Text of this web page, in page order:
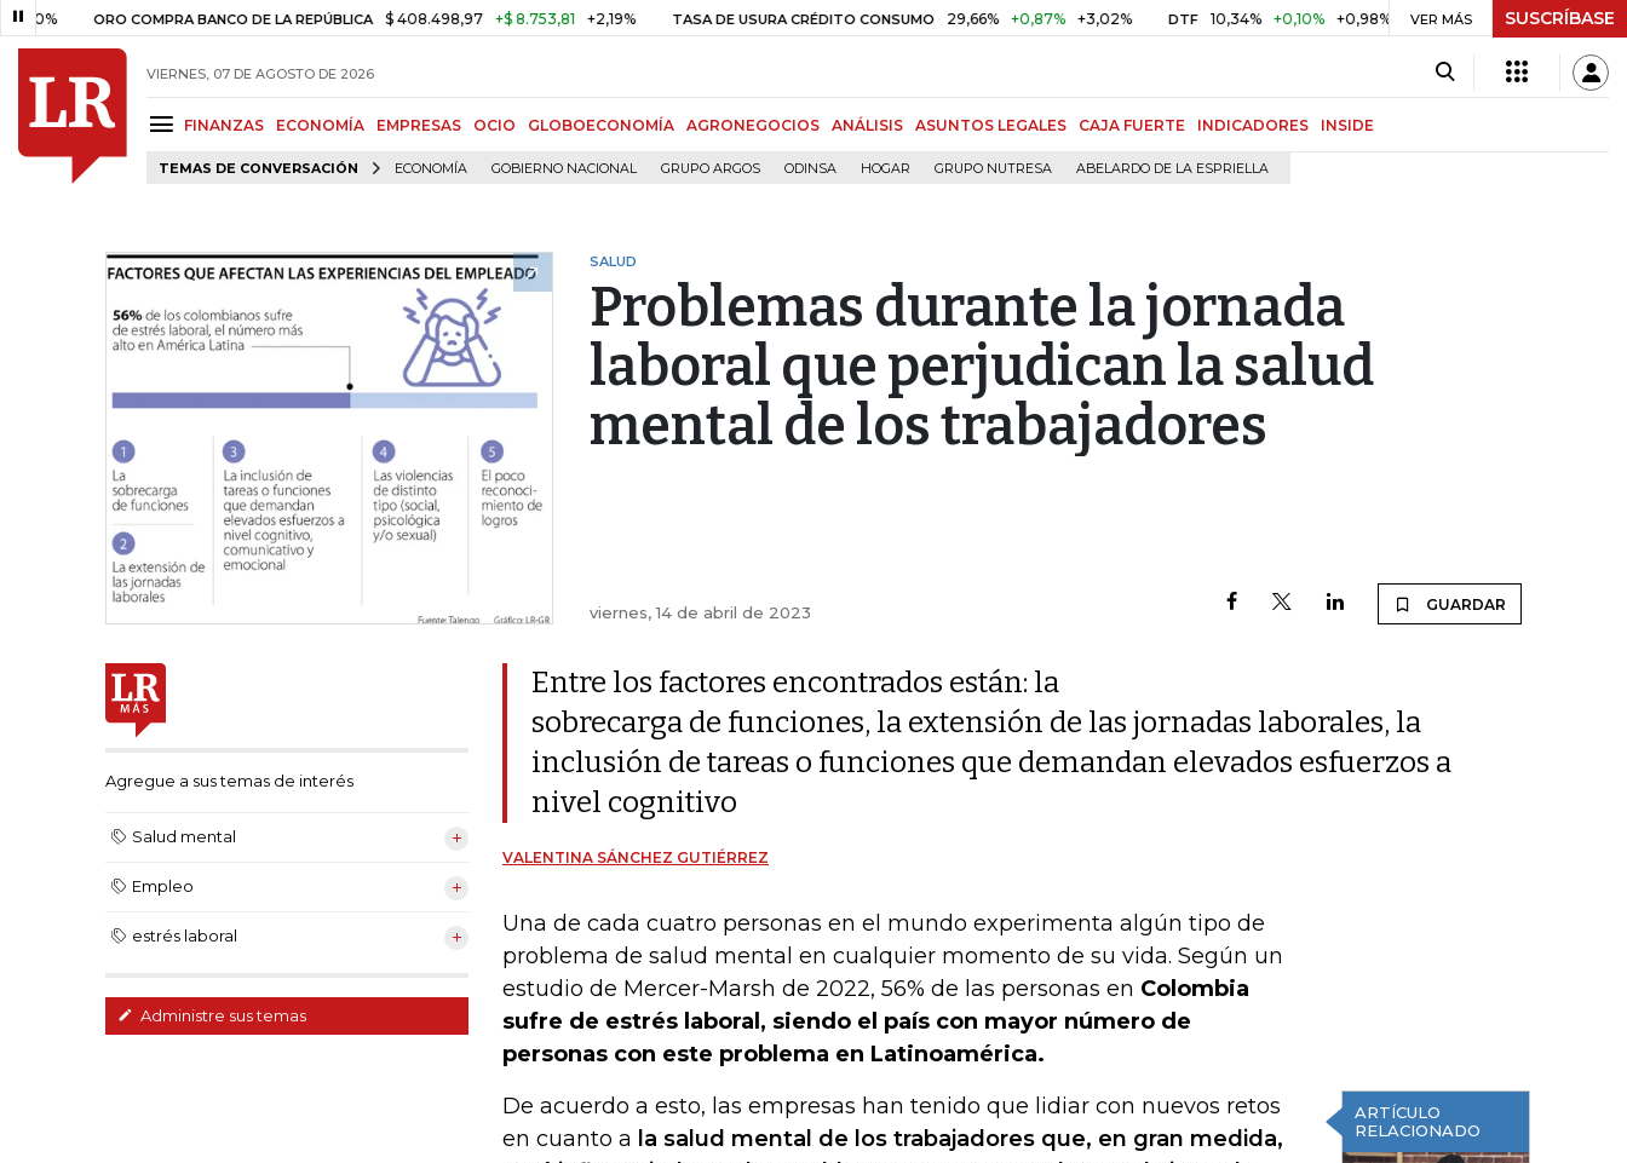
ORO COMPRA BANCO DE LA REPÚBLICA $ 408.498,97 +$ 8.753,81 +2,19% TASA DE USURA CRÉDITO CONSUMO 29,66% +0,87% +3,02% DTF 10,34% +0,10% +0,98% UVR $ 416,91 +$ 0,05 +0,01%
VER MÁS SUSCRÍBASE
VIERNES, 07 DE AGOSTO DE 2026
FINANZAS ECONOMÍA EMPRESAS OCIO GLOBOECONOMÍA AGRONEGOCIOS ANÁLISIS ASUNTOS LEGALES CAJA FUERTE INDICADORES INSIDE
TEMAS DE CONVERSACIÓN ECONOMÍA GOBIERNO NACIONAL GRUPO ARGOS ODINSA HOGAR GRUPO NUTRESA ABELARDO DE LA ESPRIELLA
SALUD
Problemas durante la jornada
laboral que perjudican la salud
mental de los trabajadores
viernes, 14 de abril de 2023 GUARDAR
Agregue a sus temas de interés
Salud mental
Empleo
estrés laboral
Administre sus temas
Entre los factores encontrados están: la
sobrecarga de funciones, la extensión de las jornadas laborales, la
inclusión de tareas o funciones que demandan elevados esfuerzos a
nivel cognitivo
VALENTINA SÁNCHEZ GUTIÉRREZ
Una de cada cuatro personas en el mundo experimenta algún tipo de
problema de salud mental en cualquier momento de su vida. Según un
estudio de Mercer-Marsh de 2022, 56% de las personas en Colombia
sufre de estrés laboral, siendo el país con mayor número de
personas con este problema en Latinoamérica.
ARTÍCULO
RELACIONADO
De acuerdo a esto, las empresas han tenido que lidiar con nuevos retos
en cuanto a la salud mental de los trabajadores que, en gran medida,